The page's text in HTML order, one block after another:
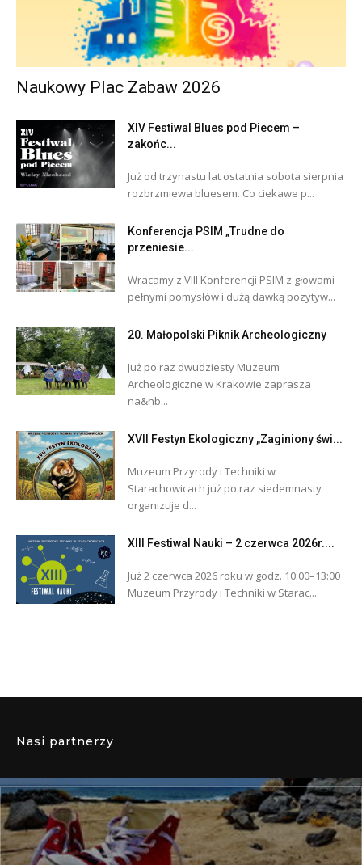
Naukowy Plac Zabaw 2026
XIV Festiwal Blues pod Piecem –
zakońc...
Już od trzynastu lat ostatnia sobota sierpnia
rozbrzmiewa bluesem. Co ciekawe p...
Konferencja PSIM „Trudne do
przeniesie...
Wracamy z VIII Konferencji PSIM z głowami
pełnymi pomysłów i dużą dawką pozytyw...
20. Małopolski Piknik Archeologiczny
Już po raz dwudziesty Muzeum
Archeologiczne w Krakowie zaprasza
na&nb...
XVII Festyn Ekologiczny „Zaginiony świ...
Muzeum Przyrody i Techniki w
Starachowicach już po raz siedemnasty
organizuje d...
XIII Festiwal Nauki – 2 czerwca 2026r....
Już 2 czerwca 2026 roku w godz. 10:00–13:00
Muzeum Przyrody i Techniki w Starac...
Nasi partnerzy